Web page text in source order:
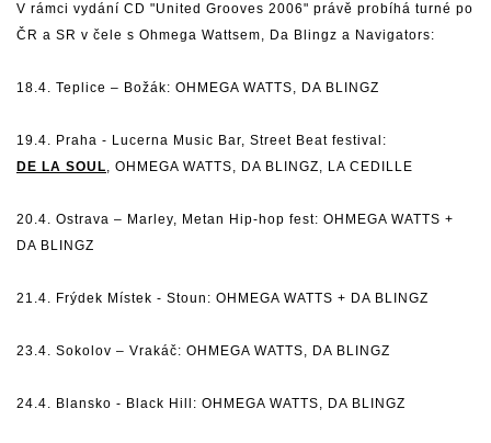
V rámci vydání CD "United Grooves 2006" právě probíhá turné po
ČR a SR v čele s Ohmega Wattsem, Da Blingz a Navigators:
18.4. Teplice – Božák: OHMEGA WATTS, DA BLINGZ
19.4. Praha - Lucerna Music Bar, Street Beat festival:
DE LA SOUL, OHMEGA WATTS, DA BLINGZ, LA CEDILLE
20.4. Ostrava – Marley, Metan Hip-hop fest: OHMEGA WATTS +
DA BLINGZ
21.4. Frýdek Místek - Stoun: OHMEGA WATTS + DA BLINGZ
23.4. Sokolov – Vrakáč: OHMEGA WATTS, DA BLINGZ
24.4. Blansko - Black Hill: OHMEGA WATTS, DA BLINGZ